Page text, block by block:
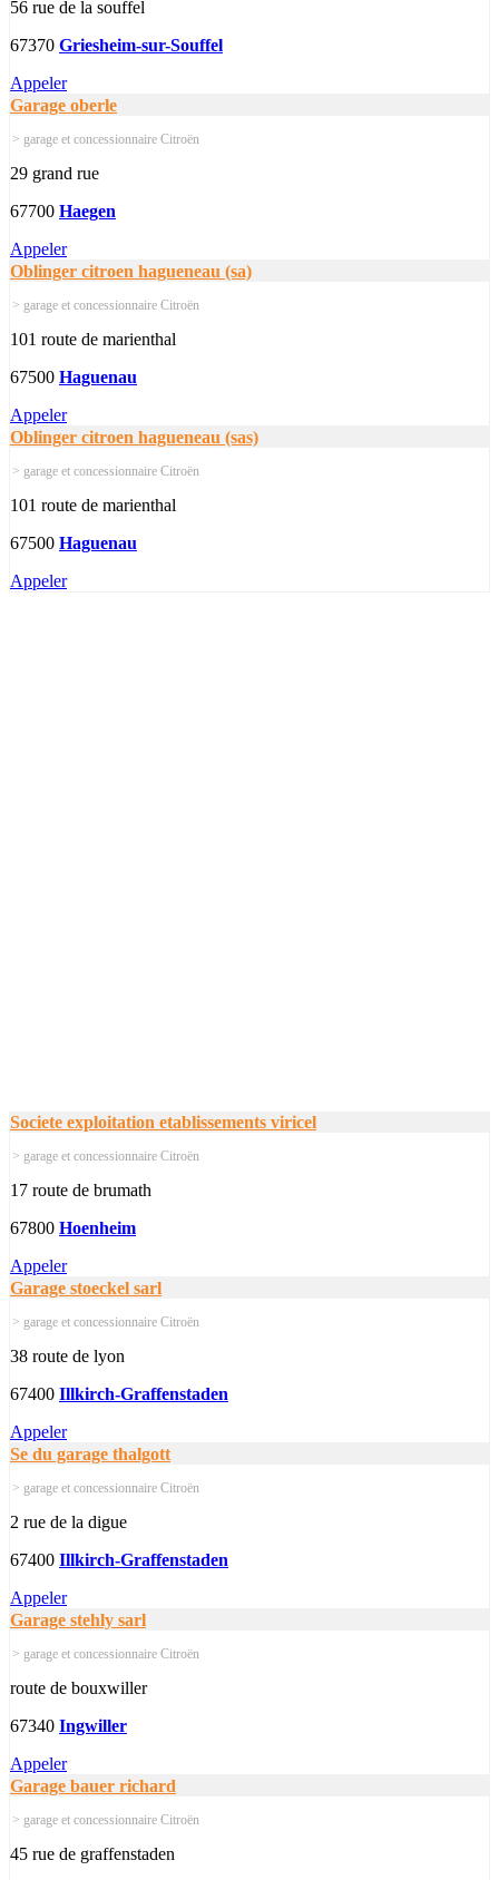
56 rue de la souffel
67370 Griesheim-sur-Souffel
Appeler
Garage oberle
> garage et concessionnaire Citroën
29 grand rue
67700 Haegen
Appeler
Oblinger citroen hagueneau (sa)
> garage et concessionnaire Citroën
101 route de marienthal
67500 Haguenau
Appeler
Oblinger citroen hagueneau (sas)
> garage et concessionnaire Citroën
101 route de marienthal
67500 Haguenau
Appeler
Societe exploitation etablissements viricel
> garage et concessionnaire Citroën
17 route de brumath
67800 Hoenheim
Appeler
Garage stoeckel sarl
> garage et concessionnaire Citroën
38 route de lyon
67400 Illkirch-Graffenstaden
Appeler
Se du garage thalgott
> garage et concessionnaire Citroën
2 rue de la digue
67400 Illkirch-Graffenstaden
Appeler
Garage stehly sarl
> garage et concessionnaire Citroën
route de bouxwiller
67340 Ingwiller
Appeler
Garage bauer richard
> garage et concessionnaire Citroën
45 rue de graffenstaden